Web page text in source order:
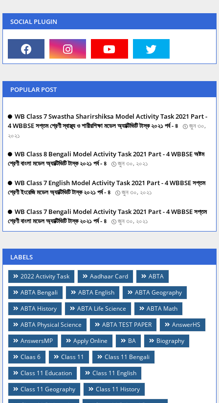
SOCIAL PLUGIN
POPULAR POST
WB Class 7 Swastha Sharirshiksa Model Activity Task 2021 Part -
4 WBBSE সপ্তম শ্রেণী স্বাস্থ্য ও শারীরশিক্ষা মডেল অ্যাক্টিভিটি টাস্ক ২০২১ পর্ব - ৪
জুন ৩০,
২০২১
WB Class 8 Bengali Model Activity Task 2021 Part - 4 WBBSE অষ্টম
শ্রেণী বাংলা মডেল অ্যাক্টিভিটি টাস্ক ২০২১ পর্ব - ৪
জুন ৩০, ২০২১
WB Class 7 English Model Activity Task 2021 Part - 4 WBBSE সপ্তম
শ্রেণী ইংরেজি মডেল অ্যাক্টিভিটি টাস্ক ২০২১ পর্ব - ৪
জুন ৩০, ২০২১
WB Class 7 Bengali Model Activity Task 2021 Part - 4 WBBSE সপ্তম
শ্রেণী বাংলা মডেল অ্যাক্টিভিটি টাস্ক ২০২১ পর্ব - ৪
জুন ৩০, ২০২১
LABELS
2022 Activity Task Aadhaar Card
ABTA
ABTA Bengali
ABTA English
ABTA Geography
ABTA History
ABTA Life Science
ABTA Math
ABTA Physical Science
ABTA TEST PAPER
AnswerHS
AnswersMP
Apply Online BA
Biography
Claas 6
Class 11
Class 11 Bengali
Class 11 Education
Class 11 English
Class 11 Geography
Class 11 History